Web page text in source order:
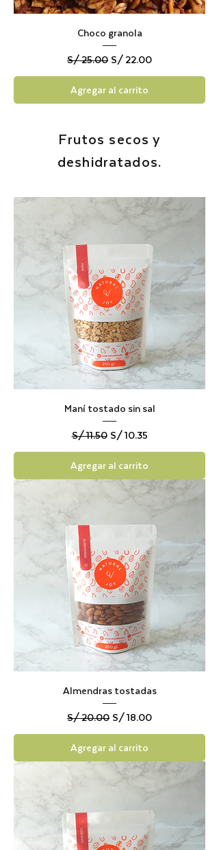
Choco granola
Precio
S/ 25.00 Precio de oferta
S/ 22.00
Agregar al carrito
Frutos secos y
deshidratados.
Maní tostado sin sal
Precio
S/ 11.50 Precio de oferta
S/ 10.35
Agregar al carrito
Almendras tostadas
Precio
S/ 20.00 Precio de oferta
S/ 18.00
Agregar al carrito